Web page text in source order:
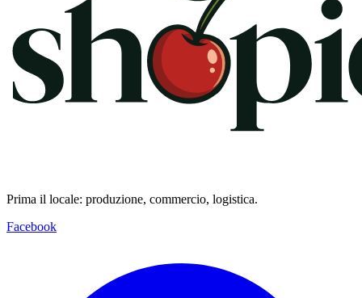
Prima il locale: produzione, commercio, logistica.
Facebook